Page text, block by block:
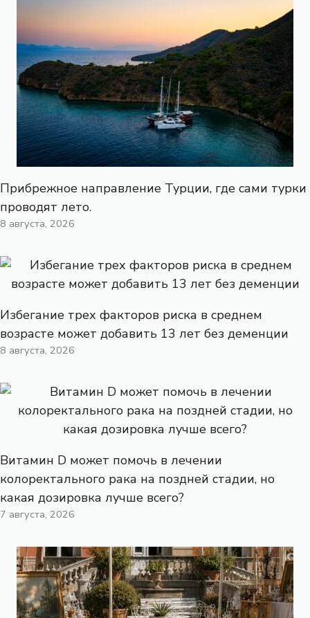
Прибрежное направление Турции, где сами турки
проводят лето.
8 августа, 2026
Избегание трех факторов риска в среднем
возрасте может добавить 13 лет без деменции
8 августа, 2026
Витамин D может помочь в лечении
колоректального рака на поздней стадии, но
какая дозировка лучше всего?
7 августа, 2026